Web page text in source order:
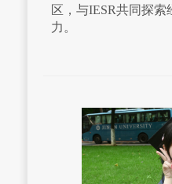
区，与IESR共同探
力。